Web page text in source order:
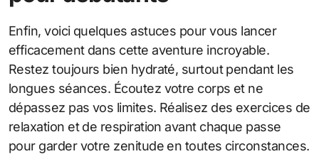
Enfin, voici quelques astuces pour vous lancer
efficacement dans cette aventure incroyable.
Restez toujours bien hydraté, surtout pendant les
longues séances. Écoutez votre corps et ne
dépassez pas vos limites. Réalisez des exercices de
relaxation et de respiration avant chaque passe
pour garder votre zenitude en toutes circonstances.